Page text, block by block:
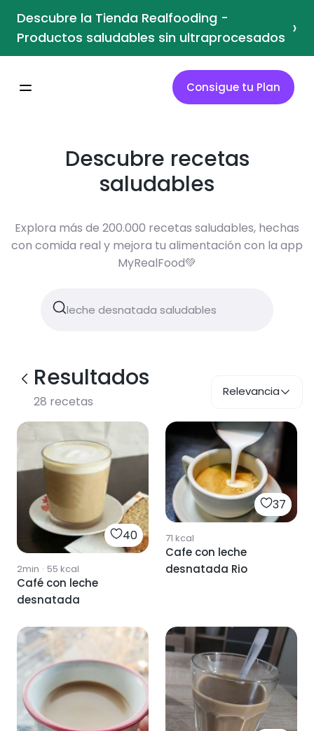
Descubre la Tienda Realfooding -
Productos saludables sin ultraprocesados ›
Consigue tu Plan
Descubre recetas
saludables
Explora más de 200.000 recetas saludables, hechas
con comida real y mejora tu alimentación con la app
MyRealFood💚
Resultados
28 recetas
Relevancia
40
2min · 55 kcal
Café con leche
desnatada
37
71 kcal
Cafe con leche
desnatada Rio